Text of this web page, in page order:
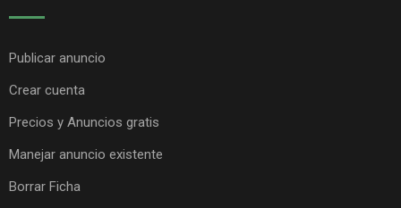
Publicar anuncio
Crear cuenta
Precios y Anuncios gratis
Manejar anuncio existente
Borrar Ficha